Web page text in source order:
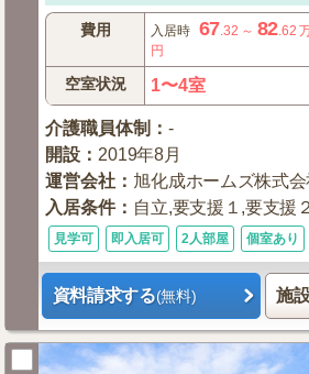
費用 入居時 67 .32 ～ 82 .62
円
空室状況 1〜4室
介護職員体制 ：-
開設 ： 2019年8月
運営会社 ： 旭化成ホームズ株式会
入居条件： 自立,要支援１,要支援
見学可 即入居可 2人部屋 個室あり
資料請求する(無料) 施